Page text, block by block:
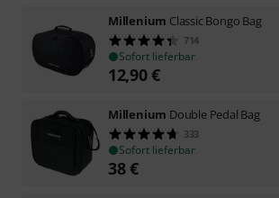
Millenium Classic Bongo Bag
714
Sofort lieferbar
12,90€
Millenium Double Pedal Bag
333
Sofort lieferbar
38€